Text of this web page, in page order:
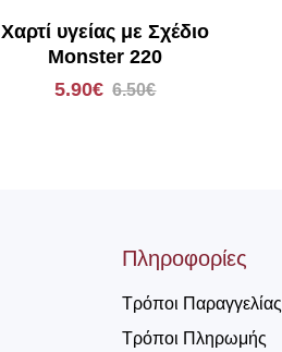
Χαρτί υγείας με Σχέδιο
Monster 220
5.90€ 6.50€
Πληροφορίες
Τρόποι Παραγγελίας
Τρόποι Πληρωμής